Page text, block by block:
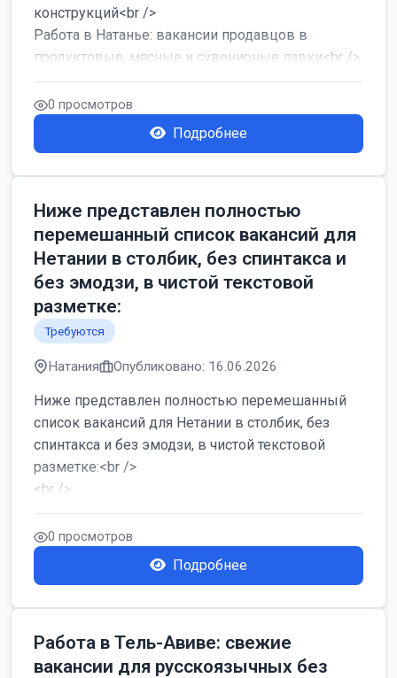
конструкций<br />
Работа в Натанье: вакансии продавцов в
продуктовые, мясные и сувенирные лавки<br />
Разнорабочий на сборку м...
0 просмотров
Подробнее
Ниже представлен полностью
перемешанный список вакансий для
Нетании в столбик, без спинтакса и
без эмодзи, в чистой текстовой
разметке:
Требуются
Натания Опубликовано: 16.06.2026
Ниже представлен полностью перемешанный
список вакансий для Нетании в столбик, без
спинтакса и без эмодзи, в чистой текстовой
разметке:<br />
<br />
Работа в Нетании на мебельном производстве:
требу...
0 просмотров
Подробнее
Работа в Тель-Авиве: свежие
вакансии для русскоязычных без